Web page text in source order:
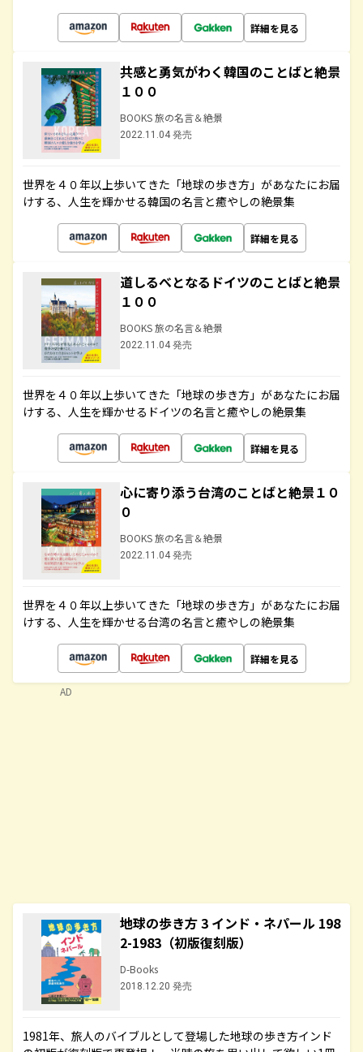
詳細を見る
共感と勇気がわく韓国のことばと絶景
１００
BOOKS 旅の名言＆絶景
2022.11.04 発売
世界を４０年以上歩いてきた「地球の歩き方」があなたにお届
けする、人生を輝かせる韓国の名言と癒やしの絶景集
詳細を見る
道しるべとなるドイツのことばと絶景
１００
BOOKS 旅の名言＆絶景
2022.11.04 発売
世界を４０年以上歩いてきた「地球の歩き方」があなたにお届
けする、人生を輝かせるドイツの名言と癒やしの絶景集
詳細を見る
心に寄り添う台湾のことばと絶景１０
０
BOOKS 旅の名言＆絶景
2022.11.04 発売
世界を４０年以上歩いてきた「地球の歩き方」があなたにお届
けする、人生を輝かせる台湾の名言と癒やしの絶景集
詳細を見る
地球の歩き方 3 インド・ネパール 198
2-1983（初版復刻版）
D-Books
2018.12.20 発売
1981年、旅人のバイブルとして登場した地球の歩き方インド
AD